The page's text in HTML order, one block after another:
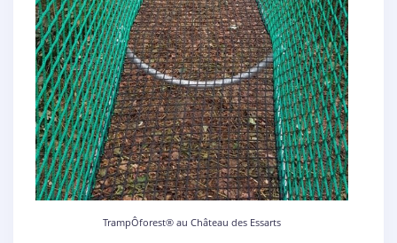
TrampÔforest® au Château des Essarts